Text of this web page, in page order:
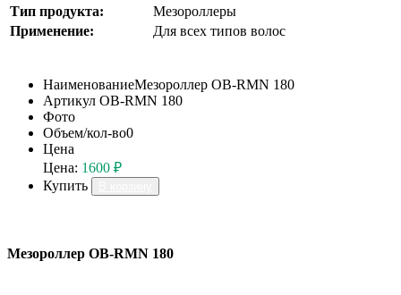
Тип продукта:
Мезороллеры
Применение:
Для всех типов волос
НаименованиеМезороллер OB-RMN 180
Артикул OB-RMN 180
Фото
Объем/кол-во0
Цена
Цена: 1600 ₽
Купить
Мезороллер OB-RMN 180